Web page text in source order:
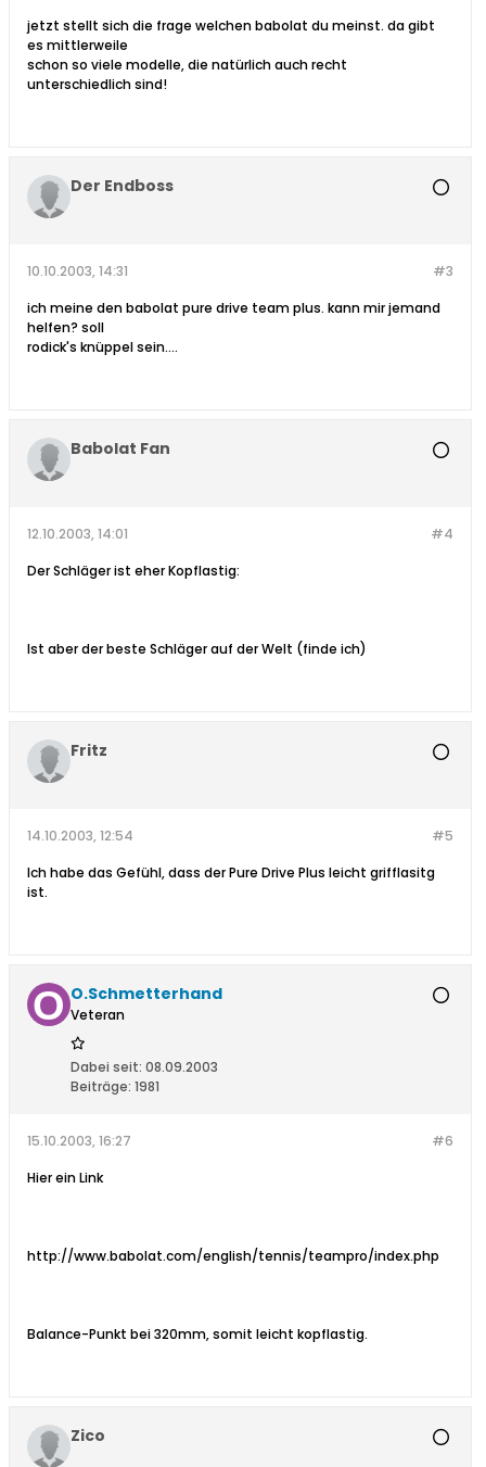
jetzt stellt sich die frage welchen babolat du meinst. da gibt
es mittlerweile
schon so viele modelle, die natürlich auch recht
unterschiedlich sind!
Der Endboss
#3
10.10.2003, 14:31
ich meine den babolat pure drive team plus. kann mir jemand
helfen? soll
rodick's knüppel sein....
Babolat Fan
#4
12.10.2003, 14:01
Der Schläger ist eher Kopflastig:
Ist aber der beste Schläger auf der Welt (finde ich)
Fritz
#5
14.10.2003, 12:54
Ich habe das Gefühl, dass der Pure Drive Plus leicht grifflasitg
ist.
O.Schmetterhand
Veteran
Dabei seit: 08.09.2003
Beiträge: 1981
#6
15.10.2003, 16:27
Hier ein Link
http://www.babolat.com/english/tennis/teampro/index.php
Balance-Punkt bei 320mm, somit leicht kopflastig.
Zico